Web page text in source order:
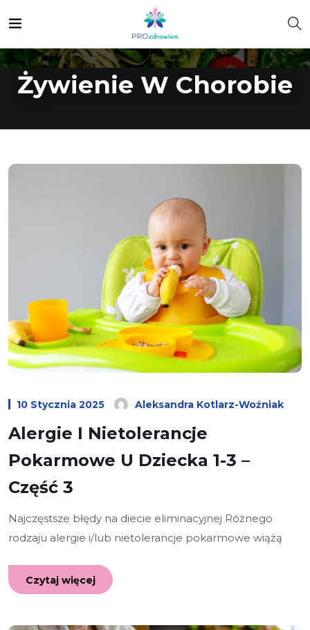
Żywienie W Chorobie
10 Stycznia 2025 Aleksandra Kotlarz-Woźniak
Alergie I Nietolerancje
Pokarmowe U Dziecka 1-3 –
Część 3
Najczęstsze błędy na diecie eliminacyjnej Różnego
rodzaju alergie i/lub nietolerancje pokarmowe wiążą
Czytaj więcej